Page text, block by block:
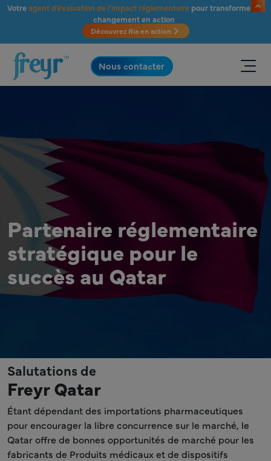
Passer au contenu principal
Votreagent d'évaluation de l'impact réglementairepour transformer le
changement en action
Découvrez Ria en action
.
Nous contacter
Partenaire réglementaire
stratégique pour le
succès au Qatar
Salutations de
Freyr Qatar
Étant dépendant des importations pharmaceutiques
pour encourager la libre concurrence sur le marché, le
Qatar offre de bonnes opportunités de marché pour les
fabricants de Produits médicaux et de dispositifs